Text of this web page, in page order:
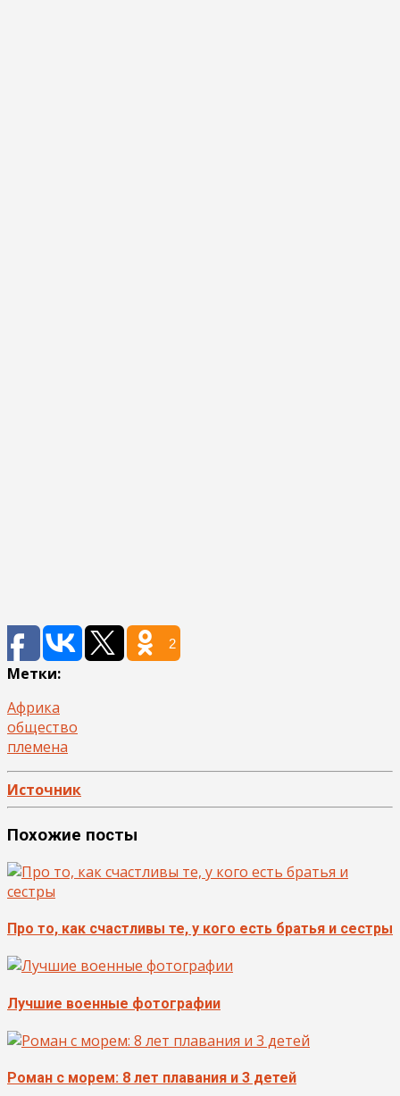
2
Метки:
Африка
общество
племена
Источник
Похожие посты
Про то, как счастливы те, у кого есть братья и сестры
Лучшие военные фотографии
Роман с морем: 8 лет плавания и 3 детей